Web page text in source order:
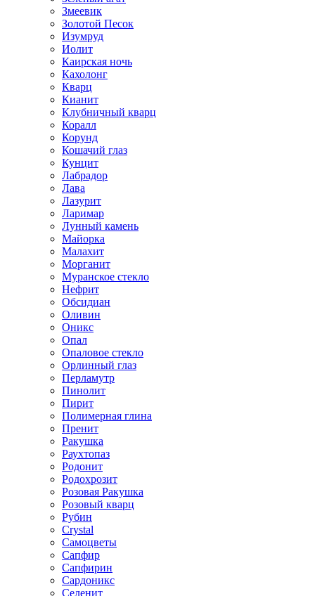
Змеевик
Золотой Песок
Изумруд
Иолит
Каирская ночь
Кахолонг
Кварц
Кианит
Клубничный кварц
Коралл
Корунд
Кошачий глаз
Кунцит
Лабрадор
Лава
Лазурит
Ларимар
Лунный камень
Майорка
Малахит
Морганит
Муранское стекло
Нефрит
Обсидиан
Оливин
Оникс
Опал
Опаловое стекло
Орлинный глаз
Перламутр
Пинолит
Пирит
Полимерная глина
Пренит
Ракушка
Раухтопаз
Родонит
Родохрозит
Розовая Ракушка
Розовый кварц
Рубин
Сrystal
Самоцветы
Сапфир
Сапфирин
Сардоникс
Селенит